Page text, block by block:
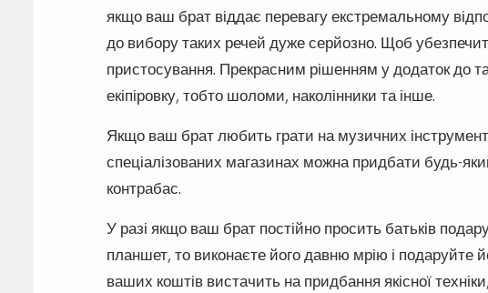
якщо ваш брат віддає перевагу екстремальному
до вибору таких речей дуже серйозно. Щоб
пристосування. Прекрасним рішенням у додаток до
екіпіровку, тобто шоломи, наколінники та інше.
Якщо ваш брат любить грати на музичних
спеціалізованих магазинах можна придбати будь-
контрабас.
У разі якщо ваш брат постійно просить батьків
планшет, то виконаєте його давню мрію і подаруйте
ваших коштів вистачить на придбання якісної